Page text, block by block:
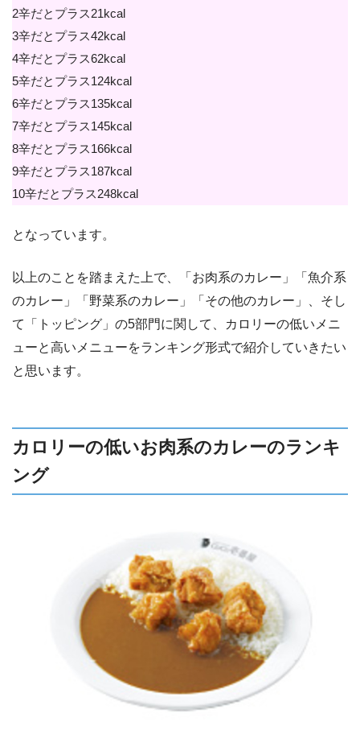
2辛だとプラス21kcal
3辛だとプラス42kcal
4辛だとプラス62kcal
5辛だとプラス124kcal
6辛だとプラス135kcal
7辛だとプラス145kcal
8辛だとプラス166kcal
9辛だとプラス187kcal
10辛だとプラス248kcal
となっています。
以上のことを踏まえた上で、「お肉系のカレー」「魚介系
のカレー」「野菜系のカレー」「その他のカレー」、そし
て「トッピング」の5部門に関して、カロリーの低いメニ
ューと高いメニューをランキング形式で紹介していきたい
と思います。
カロリーの低いお肉系のカレーのランキ
ング